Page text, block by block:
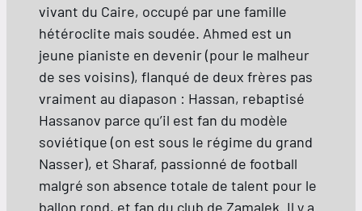
vivant du Caire, occupé par une famille
hétéroclite mais soudée. Ahmed est un
jeune pianiste en devenir (pour le malheur
de ses voisins), flanqué de deux frères pas
vraiment au diapason : Hassan, rebaptisé
Hassanov parce qu’il est fan du modèle
soviétique (on est sous le régime du grand
Nasser), et Sharaf, passionné de football
malgré son absence totale de talent pour le
ballon rond, et fan du club de Zamalek. Il y a